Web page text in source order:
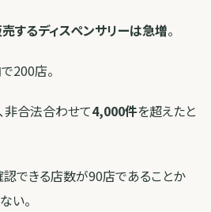
するディスペンサリーは急増。
200店。
非合法合わせて4,000件を超えたと
できる店数が90店であることか
い。